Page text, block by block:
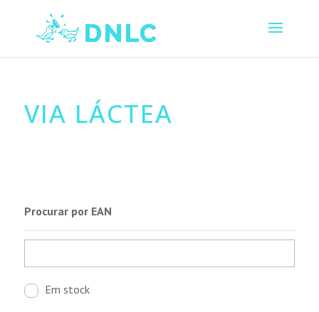
VIA LÁCTEA
Procurar por EAN
Em stock